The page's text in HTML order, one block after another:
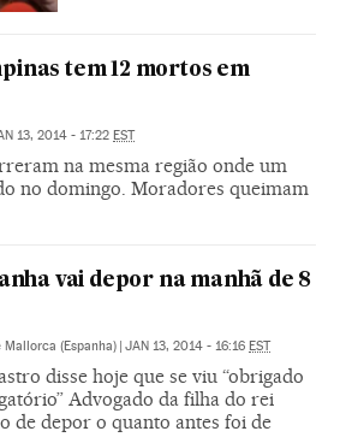
tem 12 mortos em
13, 2014 - 17:22 EST
na mesma região onde um
no domingo. Moradores queimam
vai depor na manhã de 8
Mallorca (Espanha) JAN 13, 2014 - 16:16 EST
disse hoje que se viu “obrigado
Advogado da filha do rei
de depor o quanto antes foi de